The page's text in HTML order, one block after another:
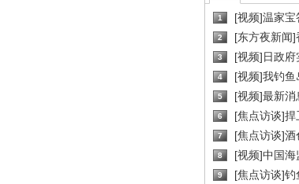
1 [视频]温家宝
2 [东方夜新闻]
3 [视频]日政府
4 [视频]我钓鱼
5 [视频]最新消
6 [焦点访谈]捍
7 [焦点访谈]酒
8 [视频]中国海
9 [焦点访谈]钓